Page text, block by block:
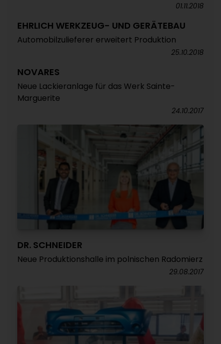
01.11.2018
EHRLICH WERKZEUG- UND GERÄTEBAU
Automobilzulieferer erweitert Produktion
25.10.2018
NOVARES
Neue Lackieranlage für das Werk Sainte-
Marguerite
24.10.2017
DR. SCHNEIDER
Neue Produktionshalle im polnischen Radomierz
29.08.2017